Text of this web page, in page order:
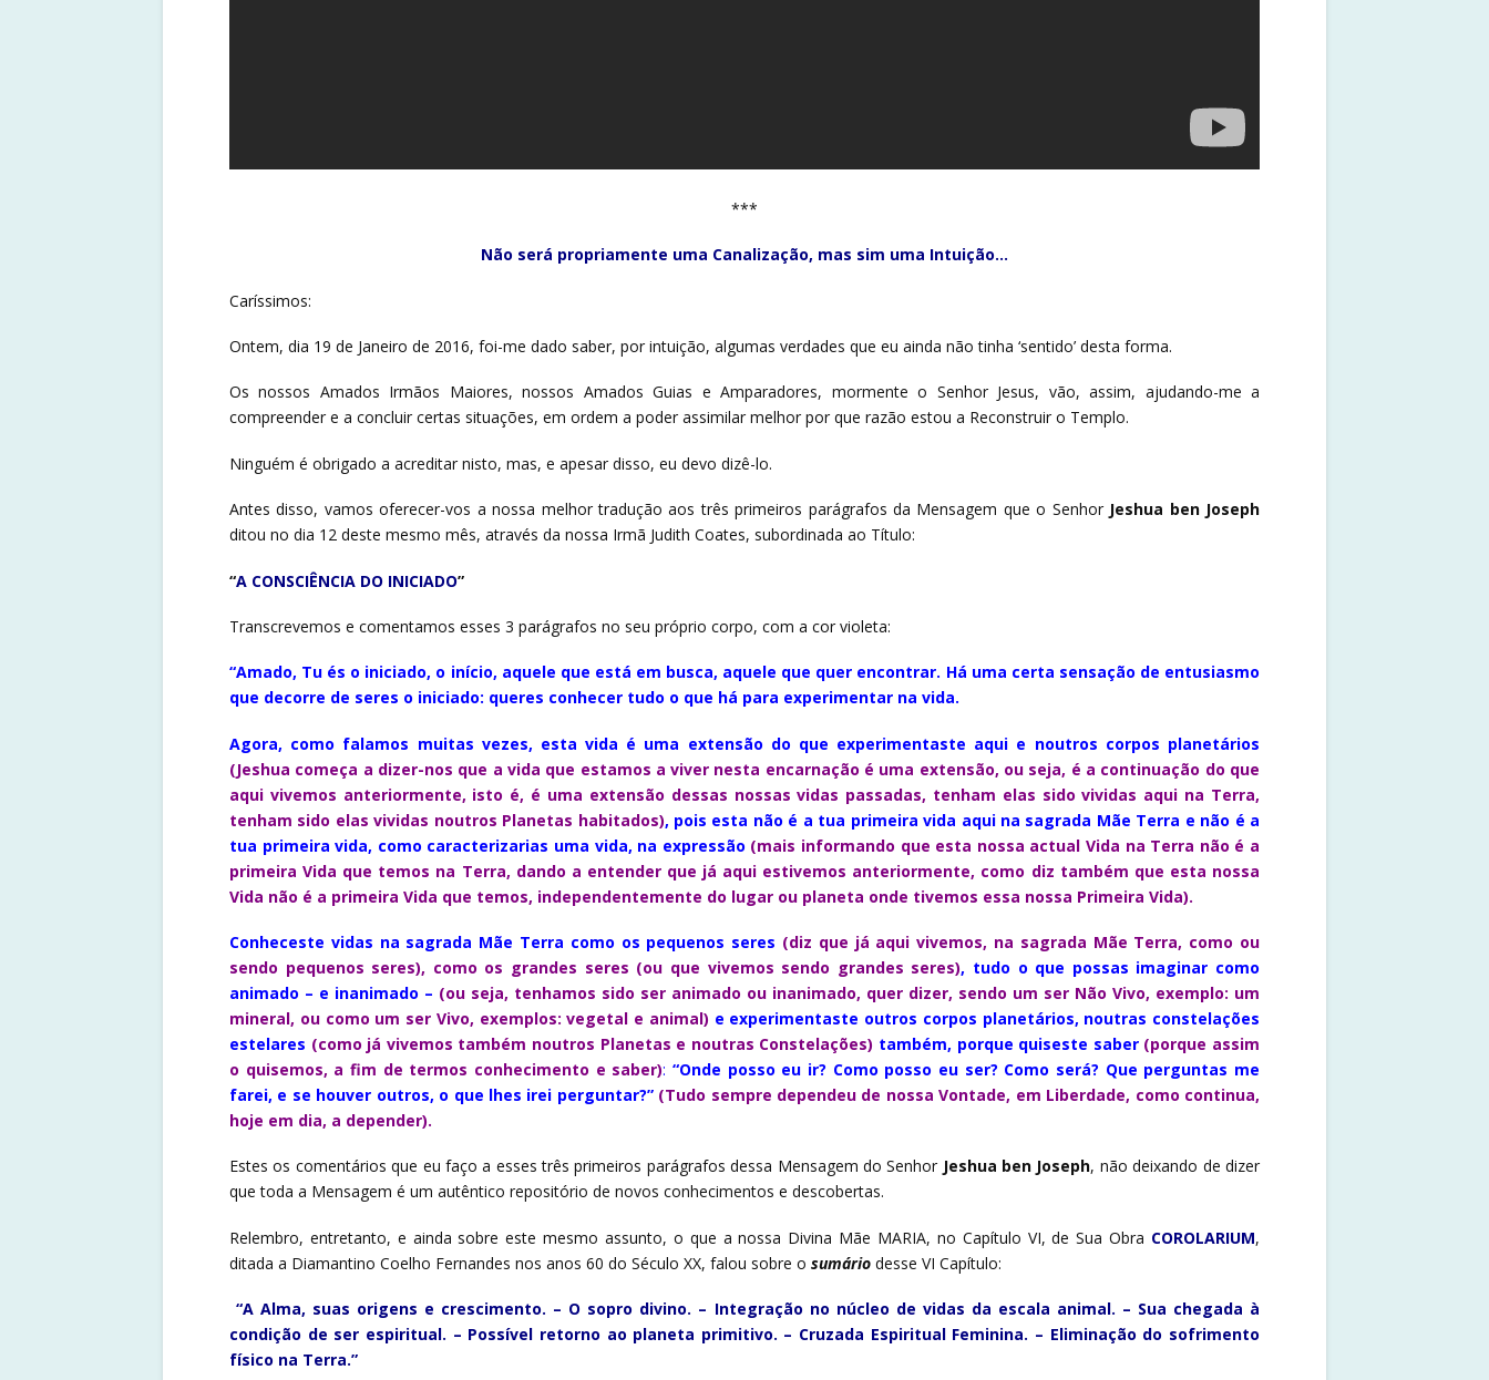
***
Não será propriamente uma Canalização, mas sim uma Intuição…
Caríssimos:
Ontem, dia 19 de Janeiro de 2016, foi-me dado saber, por intuição, algumas verdades que eu ainda não tinha ‘sentido’ desta forma.
Os nossos Amados Irmãos Maiores, nossos Amados Guias e Amparadores, mormente o Senhor Jesus, vão, assim, ajudando-me a
compreender e a concluir certas situações, em ordem a poder assimilar melhor por que razão estou a Reconstruir o Templo.
Ninguém é obrigado a acreditar nisto, mas, e apesar disso, eu devo dizê-lo.
Antes disso, vamos oferecer-vos a nossa melhor tradução aos três primeiros parágrafos da Mensagem que o Senhor Jeshua ben Joseph
ditou no dia 12 deste mesmo mês, através da nossa Irmã Judith Coates, subordinada ao Título:
“A CONSCIÊNCIA DO INICIADO”
Transcrevemos e comentamos esses 3 parágrafos no seu próprio corpo, com a cor violeta:
“Amado, Tu és o iniciado, o início, aquele que está em busca, aquele que quer encontrar. Há uma certa sensação de entusiasmo
que decorre de seres o iniciado: queres conhecer tudo o que há para experimentar na vida.
Agora, como falamos muitas vezes, esta vida é uma extensão do que experimentaste aqui e noutros corpos planetários
(Jeshua começa a dizer-nos que a vida que estamos a viver nesta encarnação é uma extensão, ou seja, é a continuação do que
aqui vivemos anteriormente, isto é, é uma extensão dessas nossas vidas passadas, tenham elas sido vividas aqui na Terra,
tenham sido elas vividas noutros Planetas habitados), pois esta não é a tua primeira vida aqui na sagrada Mãe Terra e não é a
tua primeira vida, como caracterizarias uma vida, na expressão (mais informando que esta nossa actual Vida na Terra não é a
primeira Vida que temos na Terra, dando a entender que já aqui estivemos anteriormente, como diz também que esta nossa
Vida não é a primeira Vida que temos, independentemente do lugar ou planeta onde tivemos essa nossa Primeira Vida).
Conheceste vidas na sagrada Mãe Terra como os pequenos seres (diz que já aqui vivemos, na sagrada Mãe Terra, como ou
sendo pequenos seres), como os grandes seres (ou que vivemos sendo grandes seres), tudo o que possas imaginar como
animado – e inanimado – (ou seja, tenhamos sido ser animado ou inanimado, quer dizer, sendo um ser Não Vivo, exemplo: um
mineral, ou como um ser Vivo, exemplos: vegetal e animal) e experimentaste outros corpos planetários, noutras constelações
estelares (como já vivemos também noutros Planetas e noutras Constelações) também, porque quiseste saber (porque assim
o quisemos, a fim de termos conhecimento e saber):“Onde posso eu ir? Como posso eu ser? Como será? Que perguntas me
farei, e se houver outros, o que lhes irei perguntar?” (Tudo sempre dependeu de nossa Vontade, em Liberdade, como continua,
hoje em dia, a depender).
Estes os comentários que eu faço a esses três primeiros parágrafos dessa Mensagem do Senhor Jeshua ben Joseph, não deixando de dizer
que toda a Mensagem é um autêntico repositório de novos conhecimentos e descobertas.
Relembro, entretanto, e ainda sobre este mesmo assunto, o que a nossa Divina Mãe MARIA, no Capítulo VI, de Sua Obra COROLARIUM,
ditada a Diamantino Coelho Fernandes nos anos 60 do Século XX, falou sobre o sumário desse VI Capítulo:
“A Alma, suas origens e crescimento. – O sopro divino. – Integração no núcleo de vidas da escala animal. – Sua chegada à
condição de ser espiritual. – Possível retorno ao planeta primitivo. – Cruzada Espiritual Feminina. – Eliminação do sofrimento
físico na Terra.”